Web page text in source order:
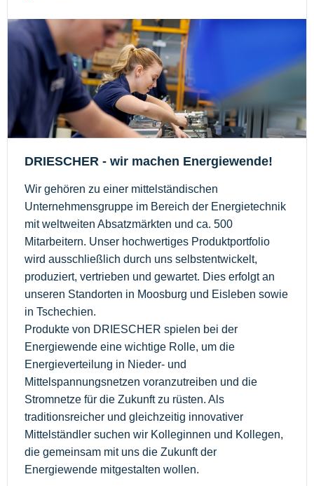
DRIESCHER - wir machen Energiewende!
Wir gehören zu einer mittelständischen
Unternehmensgruppe im Bereich der Energietechnik
mit weltweiten Absatzmärkten und ca. 500
Mitarbeitern. Unser hochwertiges Produktportfolio
wird ausschließlich durch uns selbstentwickelt,
produziert, vertrieben und gewartet. Dies erfolgt an
unseren Standorten in Moosburg und Eisleben sowie
in Tschechien.
Produkte von DRIESCHER spielen bei der
Energiewende eine wichtige Rolle, um die
Energieverteilung in Nieder- und
Mittelspannungsnetzen voranzutreiben und die
Stromnetze für die Zukunft zu rüsten. Als
traditionsreicher und gleichzeitig innovativer
Mittelständler suchen wir Kolleginnen und Kollegen,
die gemeinsam mit uns die Zukunft der
Energiewende mitgestalten wollen.